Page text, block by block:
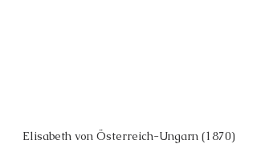
Elisabeth von Österreich-Ungarn (1870)